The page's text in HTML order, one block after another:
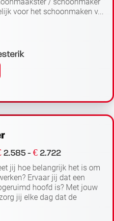
voor het schoonmaken v...
2.585 - € 2.722
jij hoe belangrijk het is om
Ervaar jij dat een
hoofd is? Met jouw
jij elke dag dat de